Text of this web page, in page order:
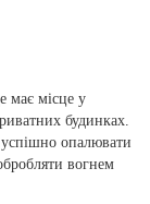
має місце у
будинках.
опалювати
вогнем